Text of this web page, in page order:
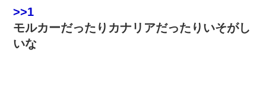
>>1
モルカーだったりカナリアだったりいそがし
いな